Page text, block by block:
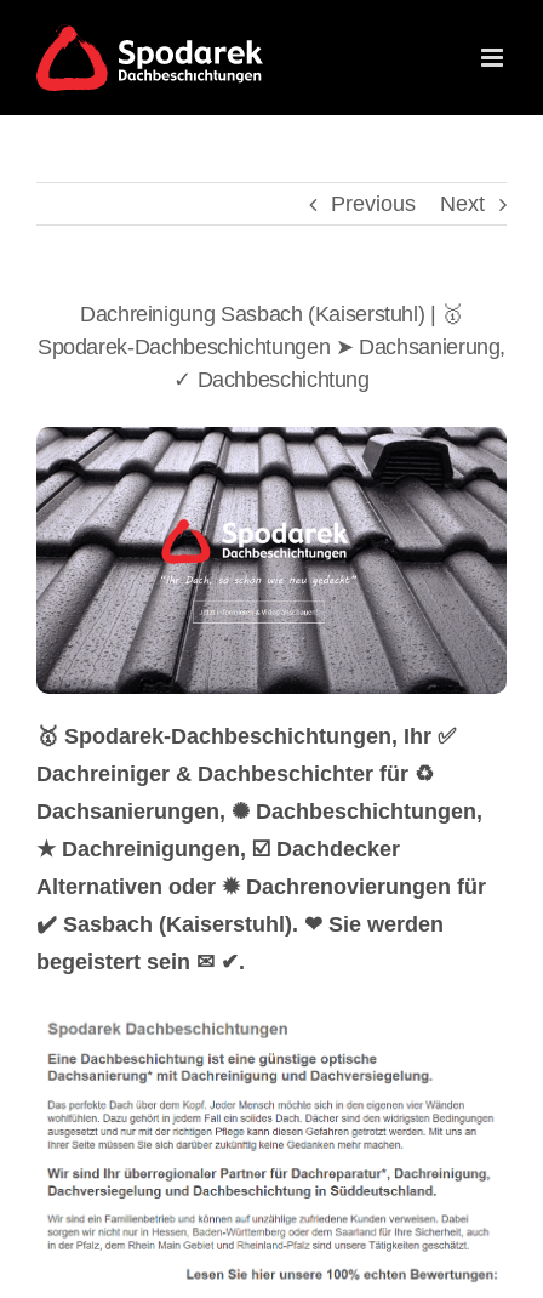
content
Previous Next
Dachreinigung Sasbach (Kaiserstuhl) | 🥇
Spodarek-Dachbeschichtungen ➤ Dachsanierung,
✓ Dachbeschichtung
🥇 Spodarek-Dachbeschichtungen, Ihr ✅
Dachreiniger & Dachbeschichter für ♻
Dachsanierungen, ✺ Dachbeschichtungen,
★ Dachreinigungen, ☑️ Dachdecker
Alternativen oder ✹ Dachrenovierungen für
✔️ Sasbach (Kaiserstuhl). ❤ Sie werden
begeistert sein ✉ ✔.